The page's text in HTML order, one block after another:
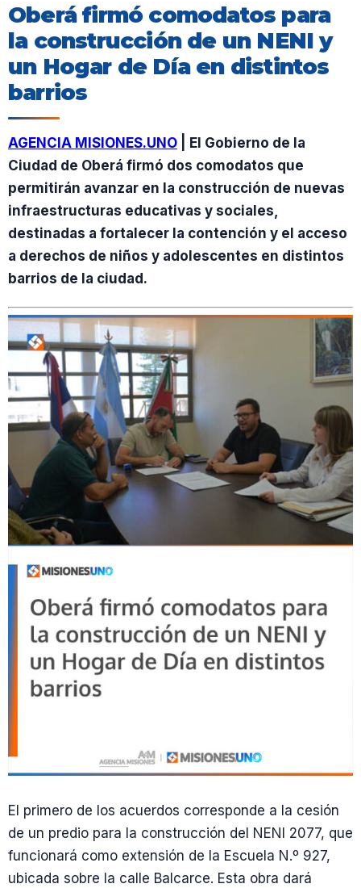
Oberá firmó comodatos para
la construcción de un NENI y
un Hogar de Día en distintos
barrios
AGENCIA MISIONES.UNO | El Gobierno de la
Ciudad de Oberá firmó dos comodatos que
permitirán avanzar en la construcción de nuevas
infraestructuras educativas y sociales,
destinadas a fortalecer la contención y el acceso
a derechos de niños y adolescentes en distintos
barrios de la ciudad.
El primero de los acuerdos corresponde a la cesión
de un predio para la construcción del NENI 2077, que
funcionará como extensión de la Escuela N.º 927,
ubicada sobre la calle Balcarce. Esta obra dará